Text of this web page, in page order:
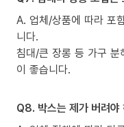
A. 업체/상품에 따라 포
니다.
침대/큰 장롱 등 가구 분
이 좋습니다.
Q8. 박스는 제가 버려야